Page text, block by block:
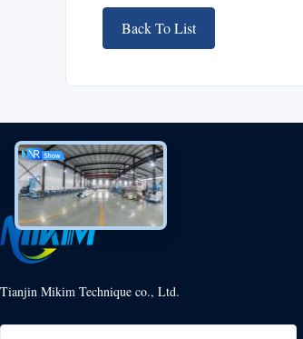
Back To List
Tianjin Mikim Technique co., Ltd.